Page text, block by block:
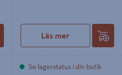
Läs mer
Se lagerstatus i din butik